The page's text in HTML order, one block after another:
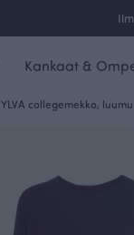
Kankaat &
YLVA collegemekko, luumu